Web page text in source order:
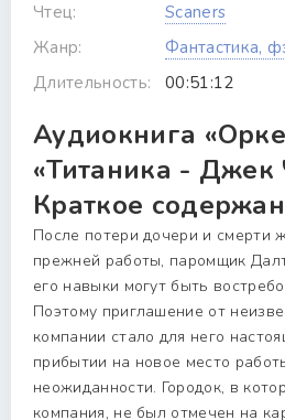
Чтец:
Scaners
Жанр:
Фантастика,
Длительность:
00:51:12
Аудиокнига
«Титаника - Джек
Краткое
После потери дочери и смерти
прежней работы, паромщик
его навыки могут быть
Поэтому приглашение от
компании стало для него
прибытии на новое место
неожиданности. Городок, в
компания, не был отмечен на